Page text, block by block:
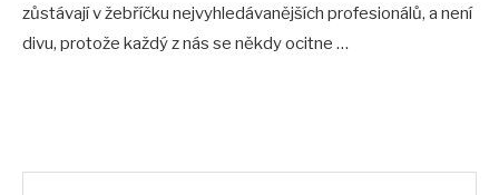
zůstávají v žebříčku nejvyhledávanějších profesionálů, a není
divu, protože každý z nás se někdy ocitne …